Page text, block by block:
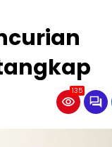
135